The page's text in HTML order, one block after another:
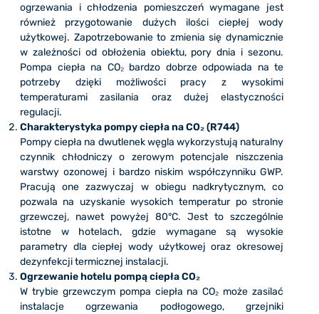
ogrzewania i chłodzenia pomieszczeń wymagane jest
również przygotowanie dużych ilości ciepłej wody
użytkowej. Zapotrzebowanie to zmienia się dynamicznie
w zależności od obłożenia obiektu, pory dnia i sezonu.
Pompa ciepła na CO₂ bardzo dobrze odpowiada na te
potrzeby dzięki możliwości pracy z wysokimi
temperaturami zasilania oraz dużej elastyczności
regulacji.
Charakterystyka pompy ciepła na CO₂ (R744)
Pompy ciepła na dwutlenek węgla wykorzystują naturalny
czynnik chłodniczy o zerowym potencjale niszczenia
warstwy ozonowej i bardzo niskim współczynniku GWP.
Pracują one zazwyczaj w obiegu nadkrytycznym, co
pozwala na uzyskanie wysokich temperatur po stronie
grzewczej, nawet powyżej 80°C. Jest to szczególnie
istotne w hotelach, gdzie wymagane są wysokie
parametry dla ciepłej wody użytkowej oraz okresowej
dezynfekcji termicznej instalacji.
Ogrzewanie hotelu pompą ciepła CO₂
W trybie grzewczym pompa ciepła na CO₂ może zasilać
instalacje ogrzewania podłogowego, grzejniki